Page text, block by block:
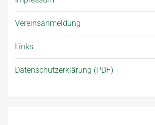
Vereinsanmeldung
Links
Datenschutzerklärung (PDF)